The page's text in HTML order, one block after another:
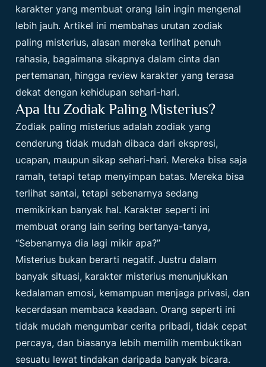
karakter yang membuat orang lain ingin mengenal
lebih jauh. Artikel ini membahas urutan zodiak
paling misterius, alasan mereka terlihat penuh
rahasia, bagaimana sikapnya dalam cinta dan
pertemanan, hingga review karakter yang terasa
dekat dengan kehidupan sehari-hari.
Apa Itu Zodiak Paling Misterius?
Zodiak paling misterius adalah zodiak yang
cenderung tidak mudah dibaca dari ekspresi,
ucapan, maupun sikap sehari-hari. Mereka bisa saja
ramah, tetapi tetap menyimpan batas. Mereka bisa
terlihat santai, tetapi sebenarnya sedang
memikirkan banyak hal. Karakter seperti ini
membuat orang lain sering bertanya-tanya,
“Sebenarnya dia lagi mikir apa?”
Misterius bukan berarti negatif. Justru dalam
banyak situasi, karakter misterius menunjukkan
kedalaman emosi, kemampuan menjaga privasi, dan
kecerdasan membaca keadaan. Orang seperti ini
tidak mudah mengumbar cerita pribadi, tidak cepat
percaya, dan biasanya lebih memilih membuktikan
sesuatu lewat tindakan daripada banyak bicara.